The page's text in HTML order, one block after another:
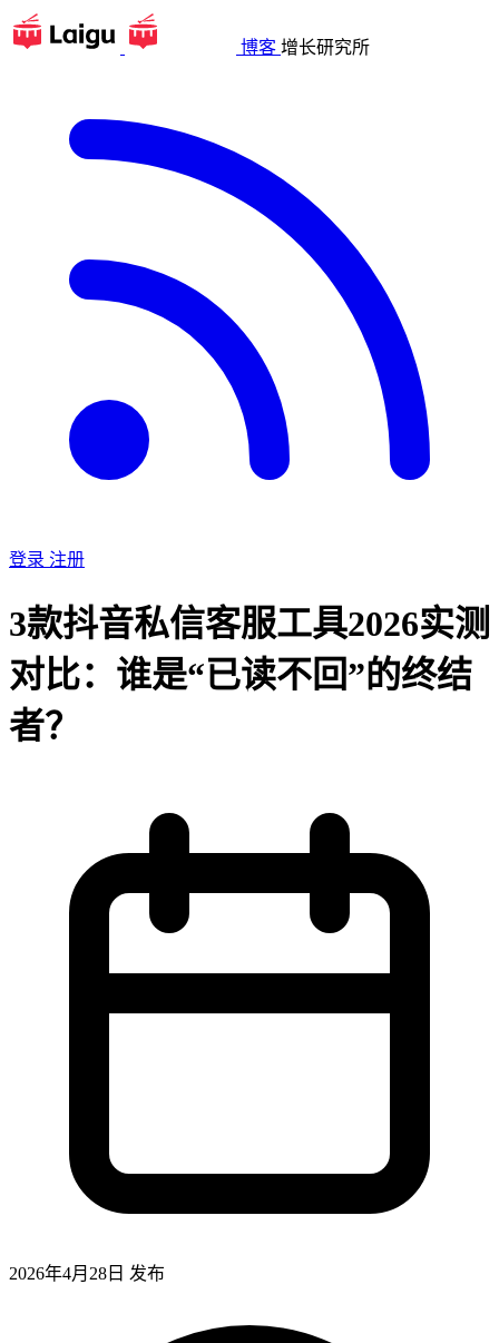
博客 增长研究所
登录 注册
3款抖音私信客服工具2026实测
对比：谁是“已读不回”的终结
者？
2026年4月28日 发布